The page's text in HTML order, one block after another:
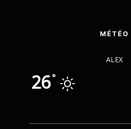
MÉTÉO
ALEX
26°